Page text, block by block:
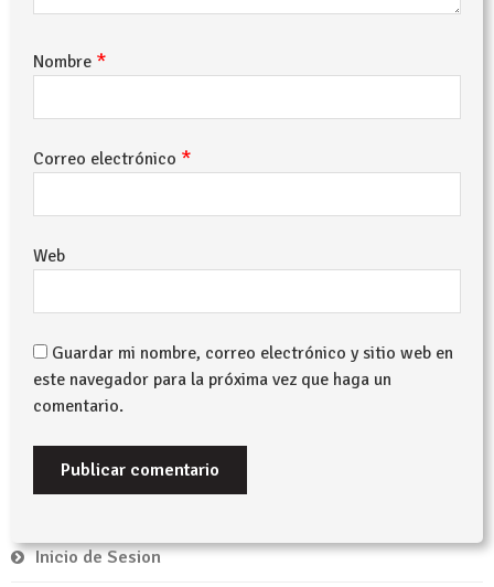
Nombre *
Correo electrónico *
Web
Guardar mi nombre, correo electrónico y sitio web en
este navegador para la próxima vez que haga un
comentario.
Inicio de Sesion